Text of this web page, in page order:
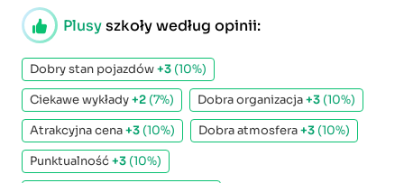
Plusyszkoły według opinii:
Dobry stan pojazdów+3 (10%)
Ciekawe wykłady+2 (7%) Dobra organizacja+3 (10%)
Atrakcyjna cena+3 (10%) Dobra atmosfera+3 (10%)
Punktualność+3 (10%)